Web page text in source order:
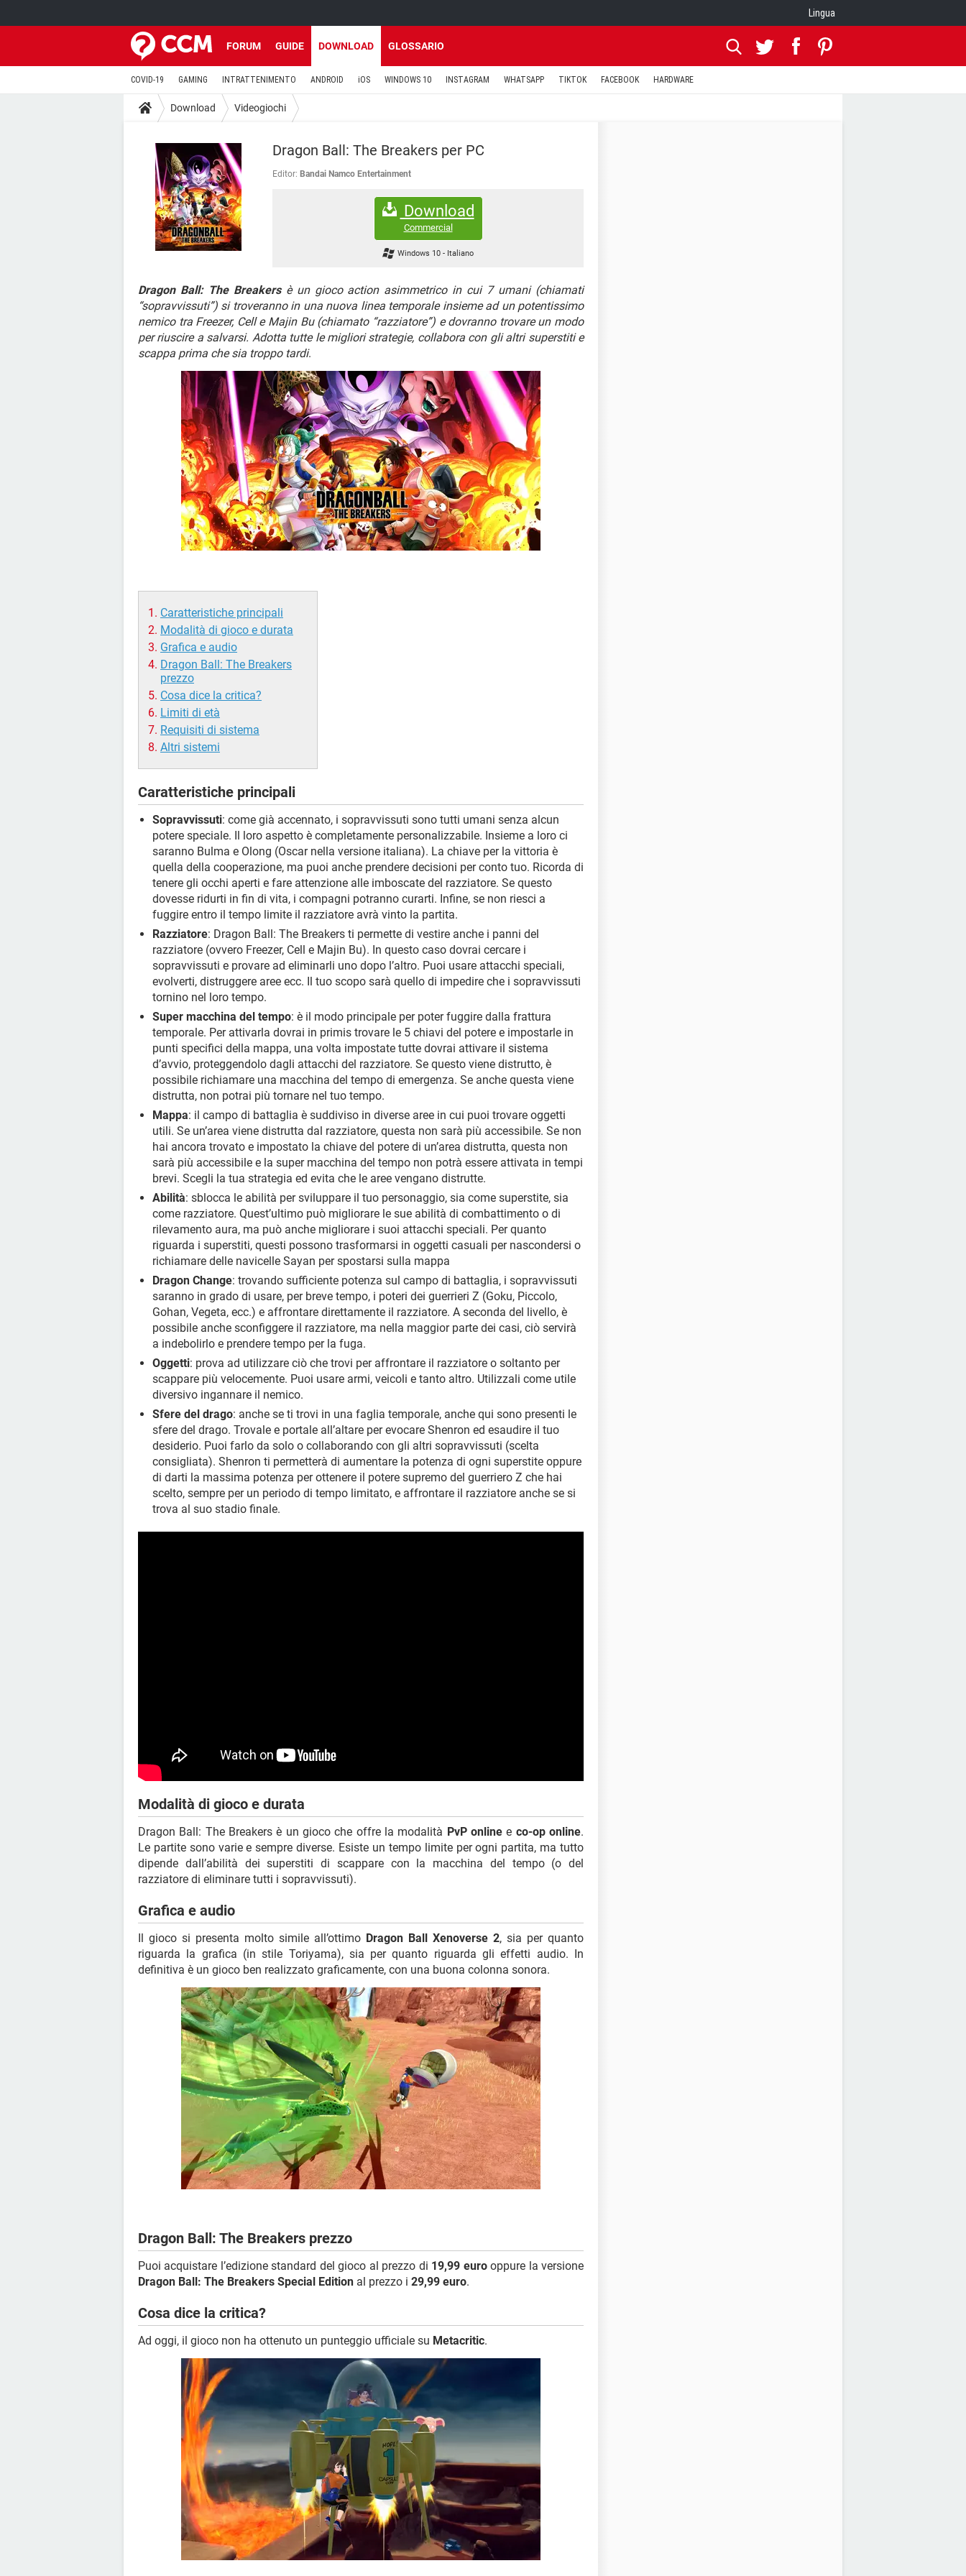
Lingua
FORUM GUIDE DOWNLOAD GLOSSARIO
COVID-19 GAMING INTRATTENIMENTO ANDROID iOS WINDOWS 10 INSTAGRAM WHATSAPP TIKTOK FACEBOOK HARDWARE
Download Videogiochi
Dragon Ball: The Breakers per PC
Editor: Bandai Namco Entertainment
Download
Commercial
Windows 10 - Italiano
Dragon Ball: The Breakersè un gioco action asimmetrico in cui 7 umani (chiamati
“sopravvissuti”) si troveranno in una nuova linea temporale insieme ad un potentissimo
nemico tra Freezer, Cell e Majin Bu (chiamato “razziatore”) e dovranno trovare un modo
per riuscire a salvarsi. Adotta tutte le migliori strategie, collabora con gli altri superstiti e
scappa prima che sia troppo tardi.
Caratteristiche principali
Modalità di gioco e durata
Grafica e audio
Dragon Ball: The Breakers
prezzo
Cosa dice la critica?
Limiti di età
Requisiti di sistema
Altri sistemi
Caratteristiche principali
Sopravvissuti: come già accennato, i sopravvissuti sono tutti umani senza alcun
potere speciale. Il loro aspetto è completamente personalizzabile. Insieme a loro ci
saranno Bulma e Olong (Oscar nella versione italiana). La chiave per la vittoria è
quella della cooperazione, ma puoi anche prendere decisioni per conto tuo. Ricorda di
tenere gli occhi aperti e fare attenzione alle imboscate del razziatore. Se questo
dovesse ridurti in fin di vita, i compagni potranno curarti. Infine, se non riesci a
fuggire entro il tempo limite il razziatore avrà vinto la partita.
Razziatore: Dragon Ball: The Breakers ti permette di vestire anche i panni del
razziatore (ovvero Freezer, Cell e Majin Bu). In questo caso dovrai cercare i
sopravvissuti e provare ad eliminarli uno dopo l’altro. Puoi usare attacchi speciali,
evolverti, distruggere aree ecc. Il tuo scopo sarà quello di impedire che i sopravvissuti
tornino nel loro tempo.
Super macchina del tempo: è il modo principale per poter fuggire dalla frattura
temporale. Per attivarla dovrai in primis trovare le 5 chiavi del potere e impostarle in
punti specifici della mappa, una volta impostate tutte dovrai attivare il sistema
d’avvio, proteggendolo dagli attacchi del razziatore. Se questo viene distrutto, è
possibile richiamare una macchina del tempo di emergenza. Se anche questa viene
distrutta, non potrai più tornare nel tuo tempo.
Mappa: il campo di battaglia è suddiviso in diverse aree in cui puoi trovare oggetti
utili. Se un’area viene distrutta dal razziatore, questa non sarà più accessibile. Se non
hai ancora trovato e impostato la chiave del potere di un’area distrutta, questa non
sarà più accessibile e la super macchina del tempo non potrà essere attivata in tempi
brevi. Scegli la tua strategia ed evita che le aree vengano distrutte.
Abilità: sblocca le abilità per sviluppare il tuo personaggio, sia come superstite, sia
come razziatore. Quest’ultimo può migliorare le sue abilità di combattimento o di
rilevamento aura, ma può anche migliorare i suoi attacchi speciali. Per quanto
riguarda i superstiti, questi possono trasformarsi in oggetti casuali per nascondersi o
richiamare delle navicelle Sayan per spostarsi sulla mappa
Dragon Change: trovando sufficiente potenza sul campo di battaglia, i sopravvissuti
saranno in grado di usare, per breve tempo, i poteri dei guerrieri Z (Goku, Piccolo,
Gohan, Vegeta, ecc.) e affrontare direttamente il razziatore. A seconda del livello, è
possibile anche sconfiggere il razziatore, ma nella maggior parte dei casi, ciò servirà
a indebolirlo e prendere tempo per la fuga.
Oggetti: prova ad utilizzare ciò che trovi per affrontare il razziatore o soltanto per
scappare più velocemente. Puoi usare armi, veicoli e tanto altro. Utilizzali come utile
diversivo ingannare il nemico.
Sfere del drago: anche se ti trovi in una faglia temporale, anche qui sono presenti le
sfere del drago. Trovale e portale all’altare per evocare Shenron ed esaudire il tuo
desiderio. Puoi farlo da solo o collaborando con gli altri sopravvissuti (scelta
consigliata). Shenron ti permetterà di aumentare la potenza di ogni superstite oppure
di darti la massima potenza per ottenere il potere supremo del guerriero Z che hai
scelto, sempre per un periodo di tempo limitato, e affrontare il razziatore anche se si
trova al suo stadio finale.
Modalità di gioco e durata
Dragon Ball: The Breakers è un gioco che offre la modalità PvP online e co-op online.
Le partite sono varie e sempre diverse. Esiste un tempo limite per ogni partita, ma tutto
dipende dall’abilità dei superstiti di scappare con la macchina del tempo (o del
razziatore di eliminare tutti i sopravvissuti).
Grafica e audio
Il gioco si presenta molto simile all’ottimo Dragon Ball Xenoverse 2, sia per quanto
riguarda la grafica (in stile Toriyama), sia per quanto riguarda gli effetti audio. In
definitiva è un gioco ben realizzato graficamente, con una buona colonna sonora.
Dragon Ball: The Breakers prezzo
Puoi acquistare l’edizione standard del gioco al prezzo di 19,99 eurooppure la versione
Dragon Ball: The Breakers Special Edition al prezzo i 29,99 euro.
Cosa dice la critica?
Ad oggi, il gioco non ha ottenuto un punteggio ufficiale su Metacritic.